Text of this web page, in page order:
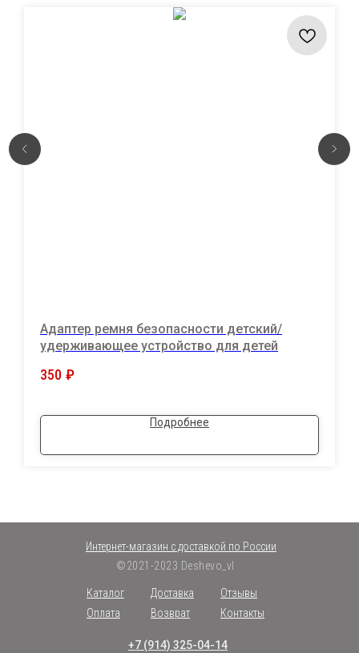
Адаптер ремня безопасности детский/
удерживающее устройство для детей
350 ₽
Подробнее
©2021-2023 Deshevo_vl
Каталог
Интернет-магазин с доставкой по России
Возврат
Отзывы
Оплата
Контакты
Доставка
+7 (914) 325-04-14